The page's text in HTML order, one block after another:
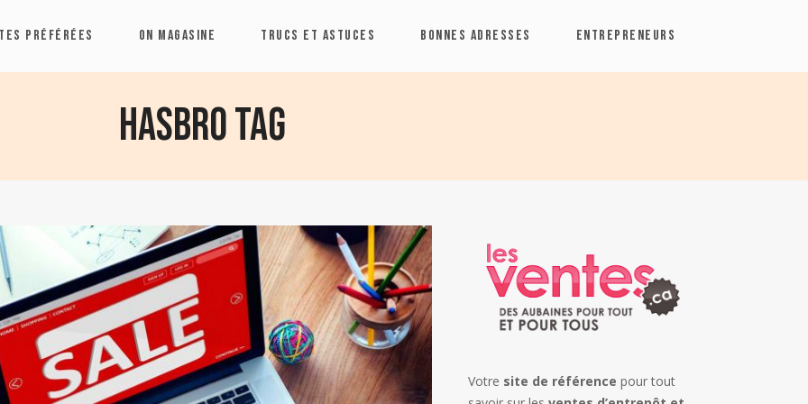
PRÉFÉRÉES ON MAGASINE TRUCS ET ASTUCES BONNES ADRESSES ENTREPRENEURS
Hasbro Tag
Votre site de référence pour tout